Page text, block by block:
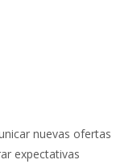
nuevas ofertas
expectativas